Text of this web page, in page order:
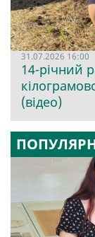
31.07.2026 16:00
14-річний
(відео)